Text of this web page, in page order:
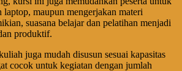
laptop, maupun mengerjakan materi
suasana belajar dan pelatihan menjadi
produktif.
juga mudah disusun sesuai kapasitas
cocok untuk kegiatan dengan jumlah